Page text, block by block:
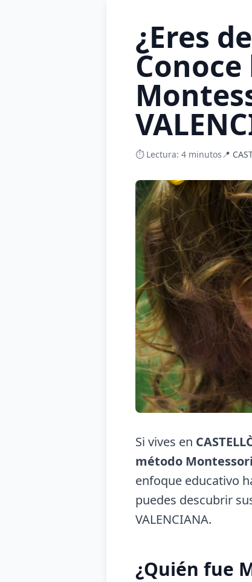
¿Eres
⏱️ Lectura: 4 minutos📍
Si vives en
método Montessori
enfoque educativo
puedes descubrir
VALENCIANA.
¿Quién fue